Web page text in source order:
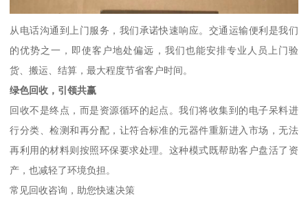
从电话沟通到上门服务，我们承诺快速响应。交通运输便利是我们
的优势之一，即使客户地处偏远，我们也能安排专业人员上门验
货、搬运、结算，最大程度节省客户时间。
绿色回收，引领共赢
回收不是终点，而是资源循环的起点。我们将收集到的电子呆料进
行分类、检测和再分配，让符合标准的元器件重新进入市场，无法
再利用的材料则按照环保要求处理。这种模式既帮助客户盘活了资
产，也减轻了环境负担。
常见回收咨询，助您快速决策